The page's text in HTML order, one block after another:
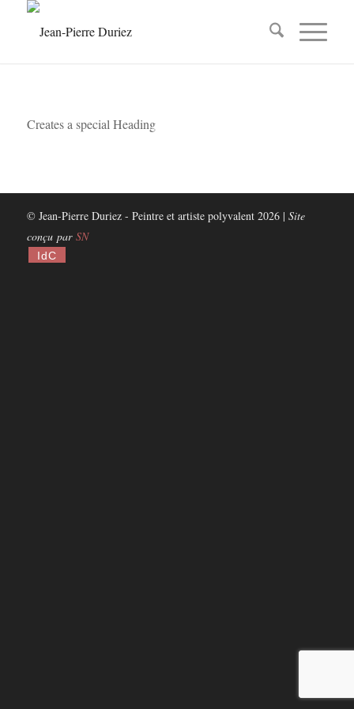
Creates a special Heading
© Jean-Pierre Duriez - Peintre et artiste polyvalent 2026 | Site
conçu par SN
IdC